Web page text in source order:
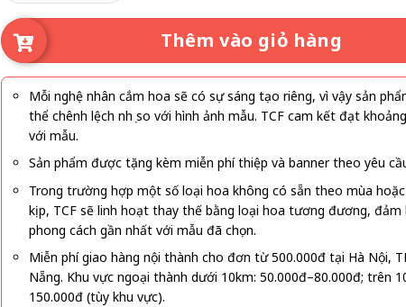
Thêm vào giỏ hàng
Mỗi nghệ nhân cắm hoa sẽ có sự sáng tạo riêng, vì vậy sản
thể chênh lệch nhẹ so với hình ảnh mẫu. TCF cam kết đạt
với mẫu.
Sản phẩm được tặng kèm miễn phí thiệp và banner theo yêu
Trong trường hợp một số loại hoa không có sẵn theo mùa
kịp, TCF sẽ linh hoạt thay thế bằng loại hoa tương đương, đảm
phong cách gần nhất với mẫu đã chọn.
Miễn phí giao hàng nội thành cho đơn từ 500.000đ tại Hà Nội,
Nẵng. Khu vực ngoại thành dưới 10km: 50.000đ–80.000đ; trên
150.000đ (tùy khu vực).